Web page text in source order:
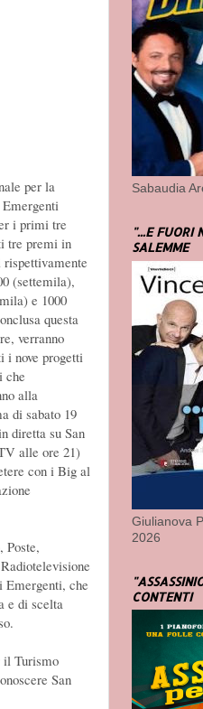
per la
i primi tre
tre premi in
(settemila),
e 1000
questa
verranno
i nove progetti
che
alla
di sabato 19
diretta su San
alle ore 21)
con i Big al
Poste,
Emergenti, che
e di scelta
il Turismo
San
Sabaudia
"...E FUORI
SALEMME
Giulianova
2026
CONTENTI